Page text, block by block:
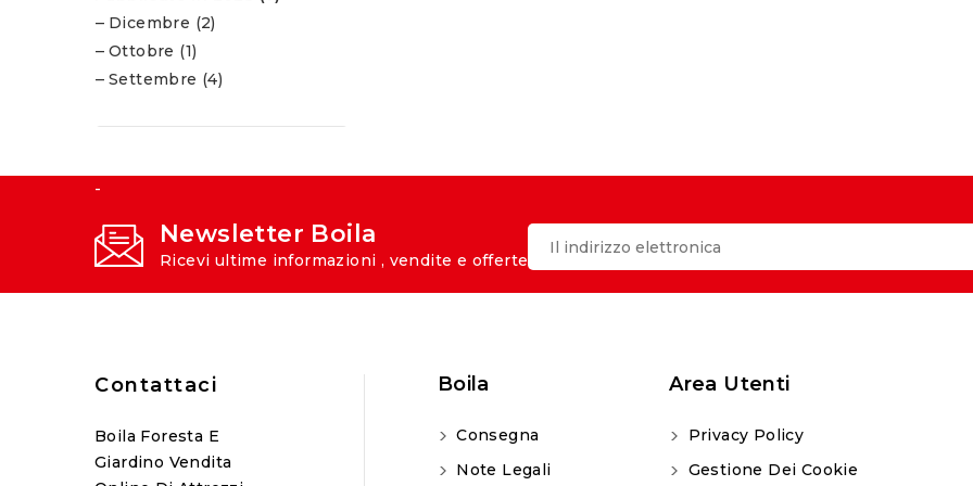
Dicembre (2)
Ottobre (1)
Settembre (4)
-
Newsletter Boila
Ricevi ultime informazioni , vendite e offerte
Contattaci
Boila Foresta E
Giardino Vendita
Boila
Consegna
Note Legali
Area Utenti
Privacy Policy
Gestione Dei Cookie